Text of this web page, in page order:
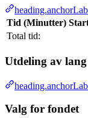
Tid (Minutter)
Total tid:
Utdeling av
Valg for fondet